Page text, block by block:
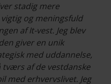
stadig mere
og meningsfuld
af It-vest. Jeg blev
giver en unik
med uddannelse,
af de vestdanske
med erhvervslivet. Jeg